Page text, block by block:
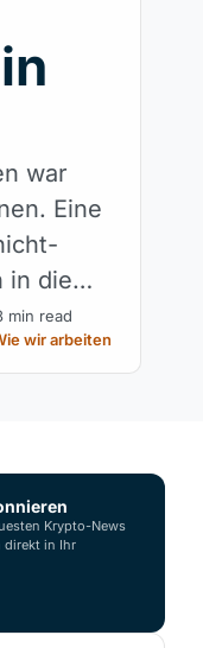
war
Eine
in die
min read
wir arbeiten
Krypto-News
direkt in Ihr